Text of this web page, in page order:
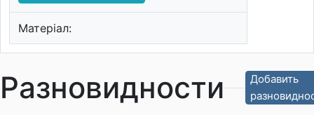
Матеріал:
Разновидности
Добавить